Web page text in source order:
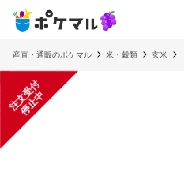
産直・通販のポケマル 米・穀類 玄米
注
文
受
付
停
止
中